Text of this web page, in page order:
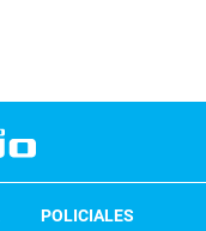
POLICIALES